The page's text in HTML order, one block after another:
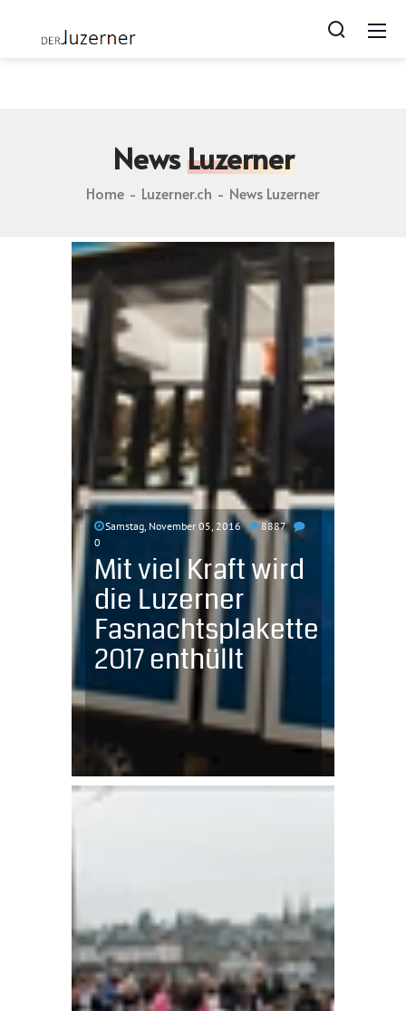
Luzern | webcam from luzern
NewsLuzerner
Home Luzerner.ch News Luzerner
Samstag, November 05, 2016
8887
0
Mit viel Kraft wird
die Luzerner
Fasnachtsplakette
2017 enthüllt